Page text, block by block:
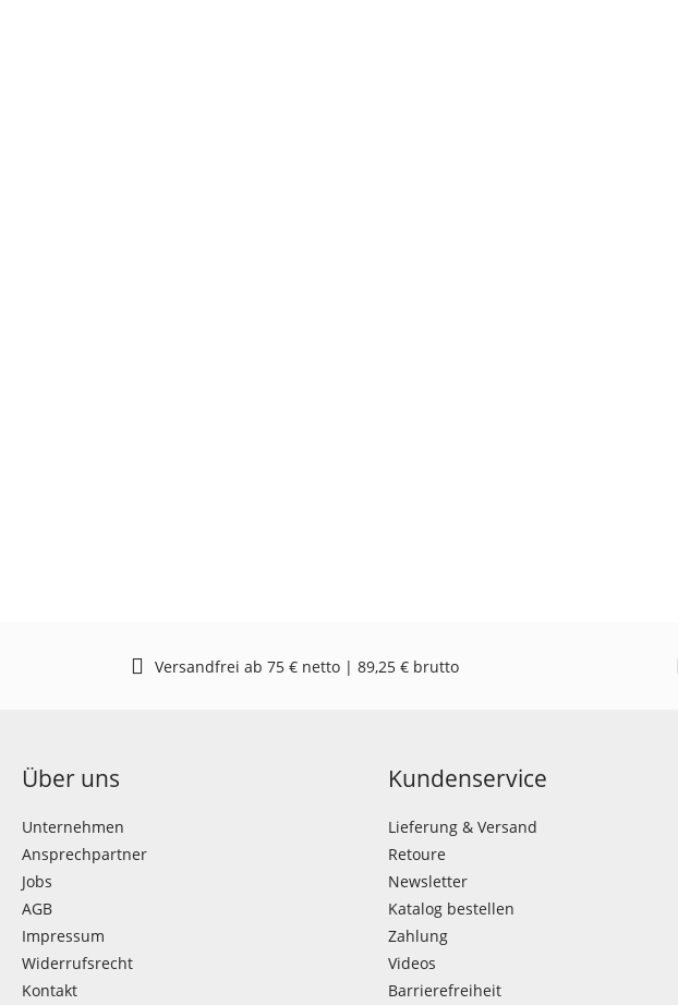
Versandfrei ab 75 € netto | 89,25 € brutto
Über uns
Unternehmen
Ansprechpartner
Jobs
AGB
Impressum
Widerrufsrecht
Kontakt
Kundenservice
Lieferung & Versand
Retoure
Newsletter
Katalog bestellen
Zahlung
Videos
Barrierefreiheit